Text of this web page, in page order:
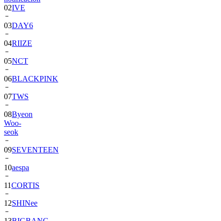
03DAY6
04RIIZE
05NCT
06BLACKPINK
07TWS
08Byeon
Woo-
seok
09SEVENTEEN
10aespa
11CORTIS
12SHINee
13BIGBANG